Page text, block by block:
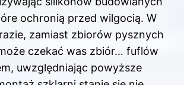
ochronią przed wilgocią. W
zamiast zbiorów pysznych
czekać was zbiór… fuflów
uwzględniając powyższe